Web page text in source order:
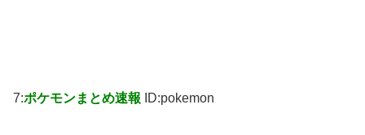
7:ポケモンまとめ速報 ID:pokemon